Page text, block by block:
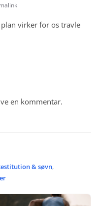
virker for os travle
en kommentar.
& søvn,